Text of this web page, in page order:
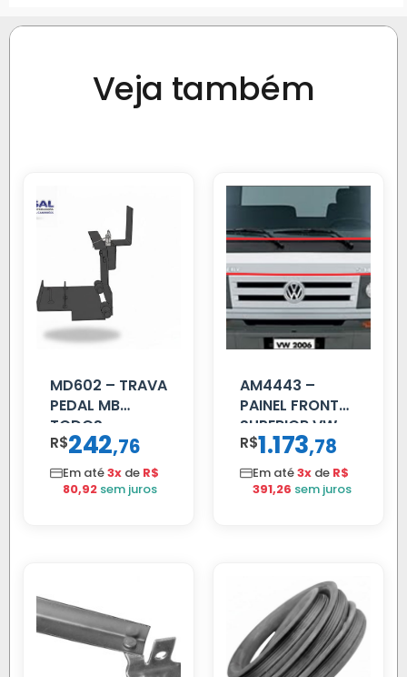
Veja também
MD602 – TRAVA
PEDAL MB
TODOS
R$242,76
Em até3x de R$
80,92 sem juros
AM4443 –
PAINEL FRONTAL
SUPERIOR VW
DELIVERY
R$1.173,78
Em até3x de R$
391,26 sem juros